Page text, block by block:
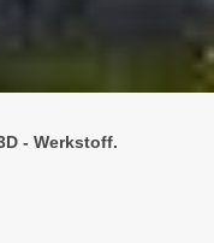
- Werkstoff.